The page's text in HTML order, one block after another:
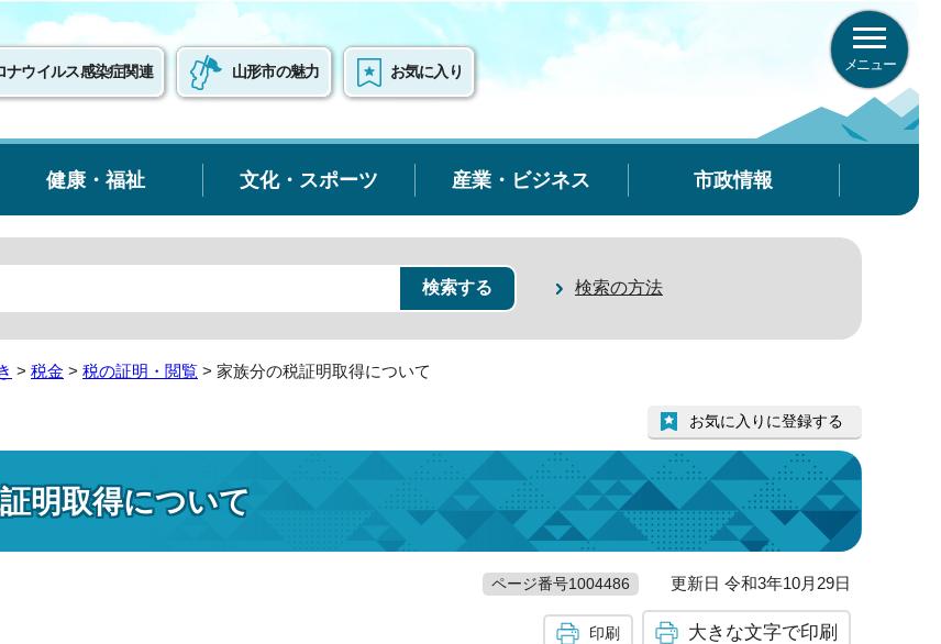
ナウイルス感染症関連 山形市の魅力 お気に入り メニュー
健康・福祉 文化・スポーツ 産業・ビジネス 市政情報
検索の方法
> 税金 > 税の証明・閲覧 > 家族分の税証明取得について
明取得について
お気に入りに登録する
ページ番号1004486 更新日 令和3年10月29日
印刷 大きな文字で印刷